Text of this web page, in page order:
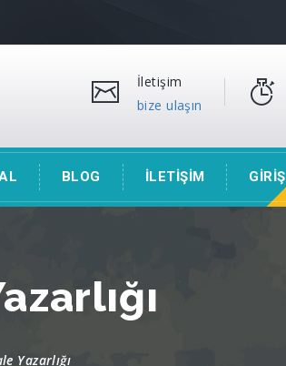
İletişim
bize ulaşın
BLOG İLETİŞİM GİRİŞ
Yazarlığı